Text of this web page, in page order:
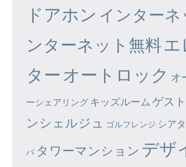
ドアホン インターネ
ンターネット無料エ
ター オートロック オ
ーシェアリング キッズルーム ゲス
ンシェルジュ
ゴルフレンジ シア
パ タワーマンション デザ